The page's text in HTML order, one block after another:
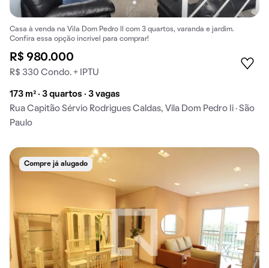
Casa à venda na Vila Dom Pedro II com 3 quartos, varanda e jardim.
Confira essa opção incrível para comprar!
R$ 980.000
R$ 330 Condo. + IPTU
173 m² · 3 quartos · 3 vagas
Rua Capitão Sérvio Rodrigues Caldas, Vila Dom Pedro Ii · São
Paulo
Compre já alugado